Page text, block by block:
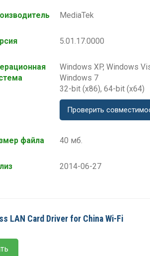
MediaTek
5.01.17.0000
Windows XP, Windows
Windows 7
32-bit (x86), 64-bit (x64)
Проверить
файла 40 мб.
2014-06-27
LAN Card Driver for China Wi-Fi